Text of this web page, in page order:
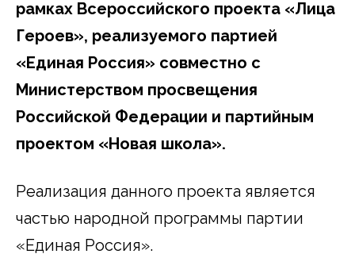
рамках Всероссийского проекта «Лица
Героев», реализуемого партией
«Единая Россия» совместно с
Министерством просвещения
Российской Федерации и партийным
проектом «Новая школа».
Реализация данного проекта является
частью народной программы партии
«Единая Россия».